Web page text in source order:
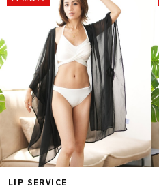
LIP SERVICE